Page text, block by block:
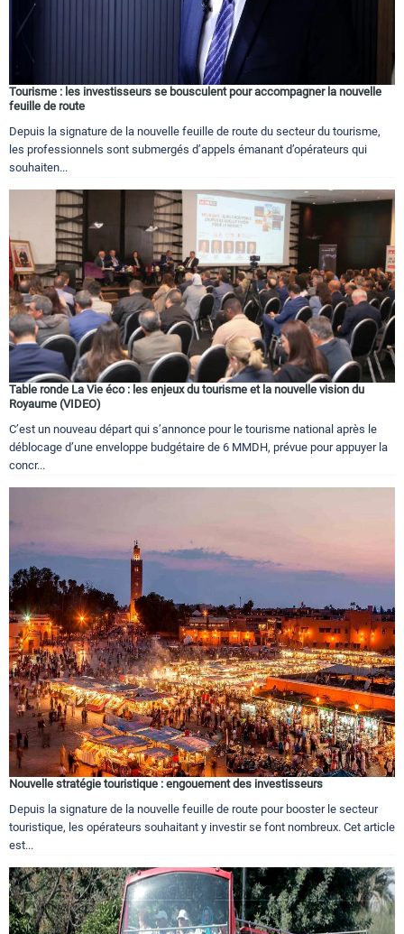
Tourisme : les investisseurs se bousculent pour accompagner la nouvelle
feuille de route
Depuis la signature de la nouvelle feuille de route du secteur du tourisme,
les professionnels sont submergés d’appels émanant d’opérateurs qui
souhaiten...
Table ronde La Vie éco : les enjeux du tourisme et la nouvelle vision du
Royaume (VIDEO)
C’est un nouveau départ qui s’annonce pour le tourisme national après le
déblocage d’une enveloppe budgétaire de 6 MMDH, prévue pour appuyer la
concr...
Nouvelle stratégie touristique : engouement des investisseurs
Depuis la signature de la nouvelle feuille de route pour booster le secteur
touristique, les opérateurs souhaitant y investir se font nombreux. Cet article
est...